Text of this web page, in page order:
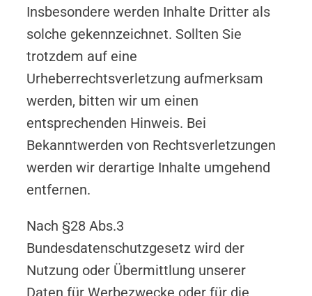
Insbesondere werden Inhalte Dritter als
solche gekennzeichnet. Sollten Sie
trotzdem auf eine
Urheberrechtsverletzung aufmerksam
werden, bitten wir um einen
entsprechenden Hinweis. Bei
Bekanntwerden von Rechtsverletzungen
werden wir derartige Inhalte umgehend
entfernen.
Nach §28 Abs.3
Bundesdatenschutzgesetz wird der
Nutzung oder Übermittlung unserer